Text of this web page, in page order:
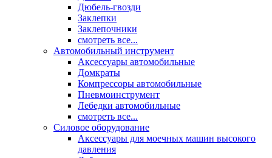
Дюбель-гвозди
Заклепки
Заклепочники
смотреть все...
Автомобильный инструмент
Аксессуары автомобильные
Домкраты
Компрессоры автомобильные
Пневмоинструмент
Лебедки автомобильные
смотреть все...
Силовое оборудование
Аксессуары для моечных машин высокого
давления